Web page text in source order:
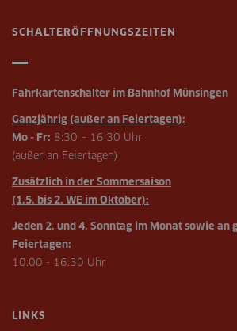
SCHALTERÖFFNUNGSZEITEN
Fahrkartenschalter im Bahnhof Münsingen
Ganzjährig (außer an Feiertagen):
Mo - Fr: 8:30 – 16:30 Uhr
(außer an Feiertagen)
Zusätzlich in der Sommersaison
(1.5. bis 2. WE im Oktober):
Jeden 2. und 4. Sonntag im Monat sowie an
Feiertagen:
10:00 - 16:30 Uhr
LINKS